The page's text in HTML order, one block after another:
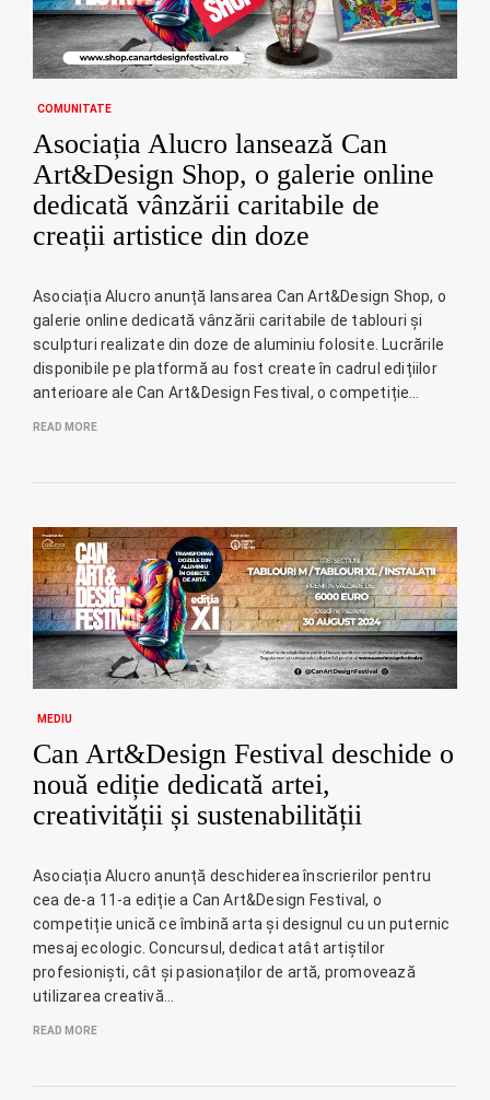
COMUNITATE
Asociația Alucro lansează Can
Art&Design Shop, o galerie online
dedicată vânzării caritabile de
creații artistice din doze
Asociația Alucro anunță lansarea Can Art&Design Shop, o
galerie online dedicată vânzării caritabile de tablouri și
sculpturi realizate din doze de aluminiu folosite. Lucrările
disponibile pe platformă au fost create în cadrul edițiilor
anterioare ale Can Art&Design Festival, o competiție…
READ MORE
MEDIU
Can Art&Design Festival deschide o
nouă ediție dedicată artei,
creativității și sustenabilității
Asociația Alucro anunță deschiderea înscrierilor pentru
cea de-a 11-a ediție a Can Art&Design Festival, o
competiție unică ce îmbină arta și designul cu un puternic
mesaj ecologic. Concursul, dedicat atât artiștilor
profesioniști, cât și pasionaților de artă, promovează
utilizarea creativă…
READ MORE